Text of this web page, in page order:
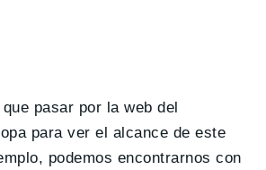
pasar por la web del
para ver el alcance de este
podemos encontrarnos con